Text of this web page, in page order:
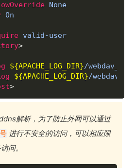
None
On
valid-user
>
${APACHE_LOG_DIR}/
${APACHE_LOG_DIR}
>
解析，为了防止外网可以通过
进行不安全的访问，可以相应限
问。